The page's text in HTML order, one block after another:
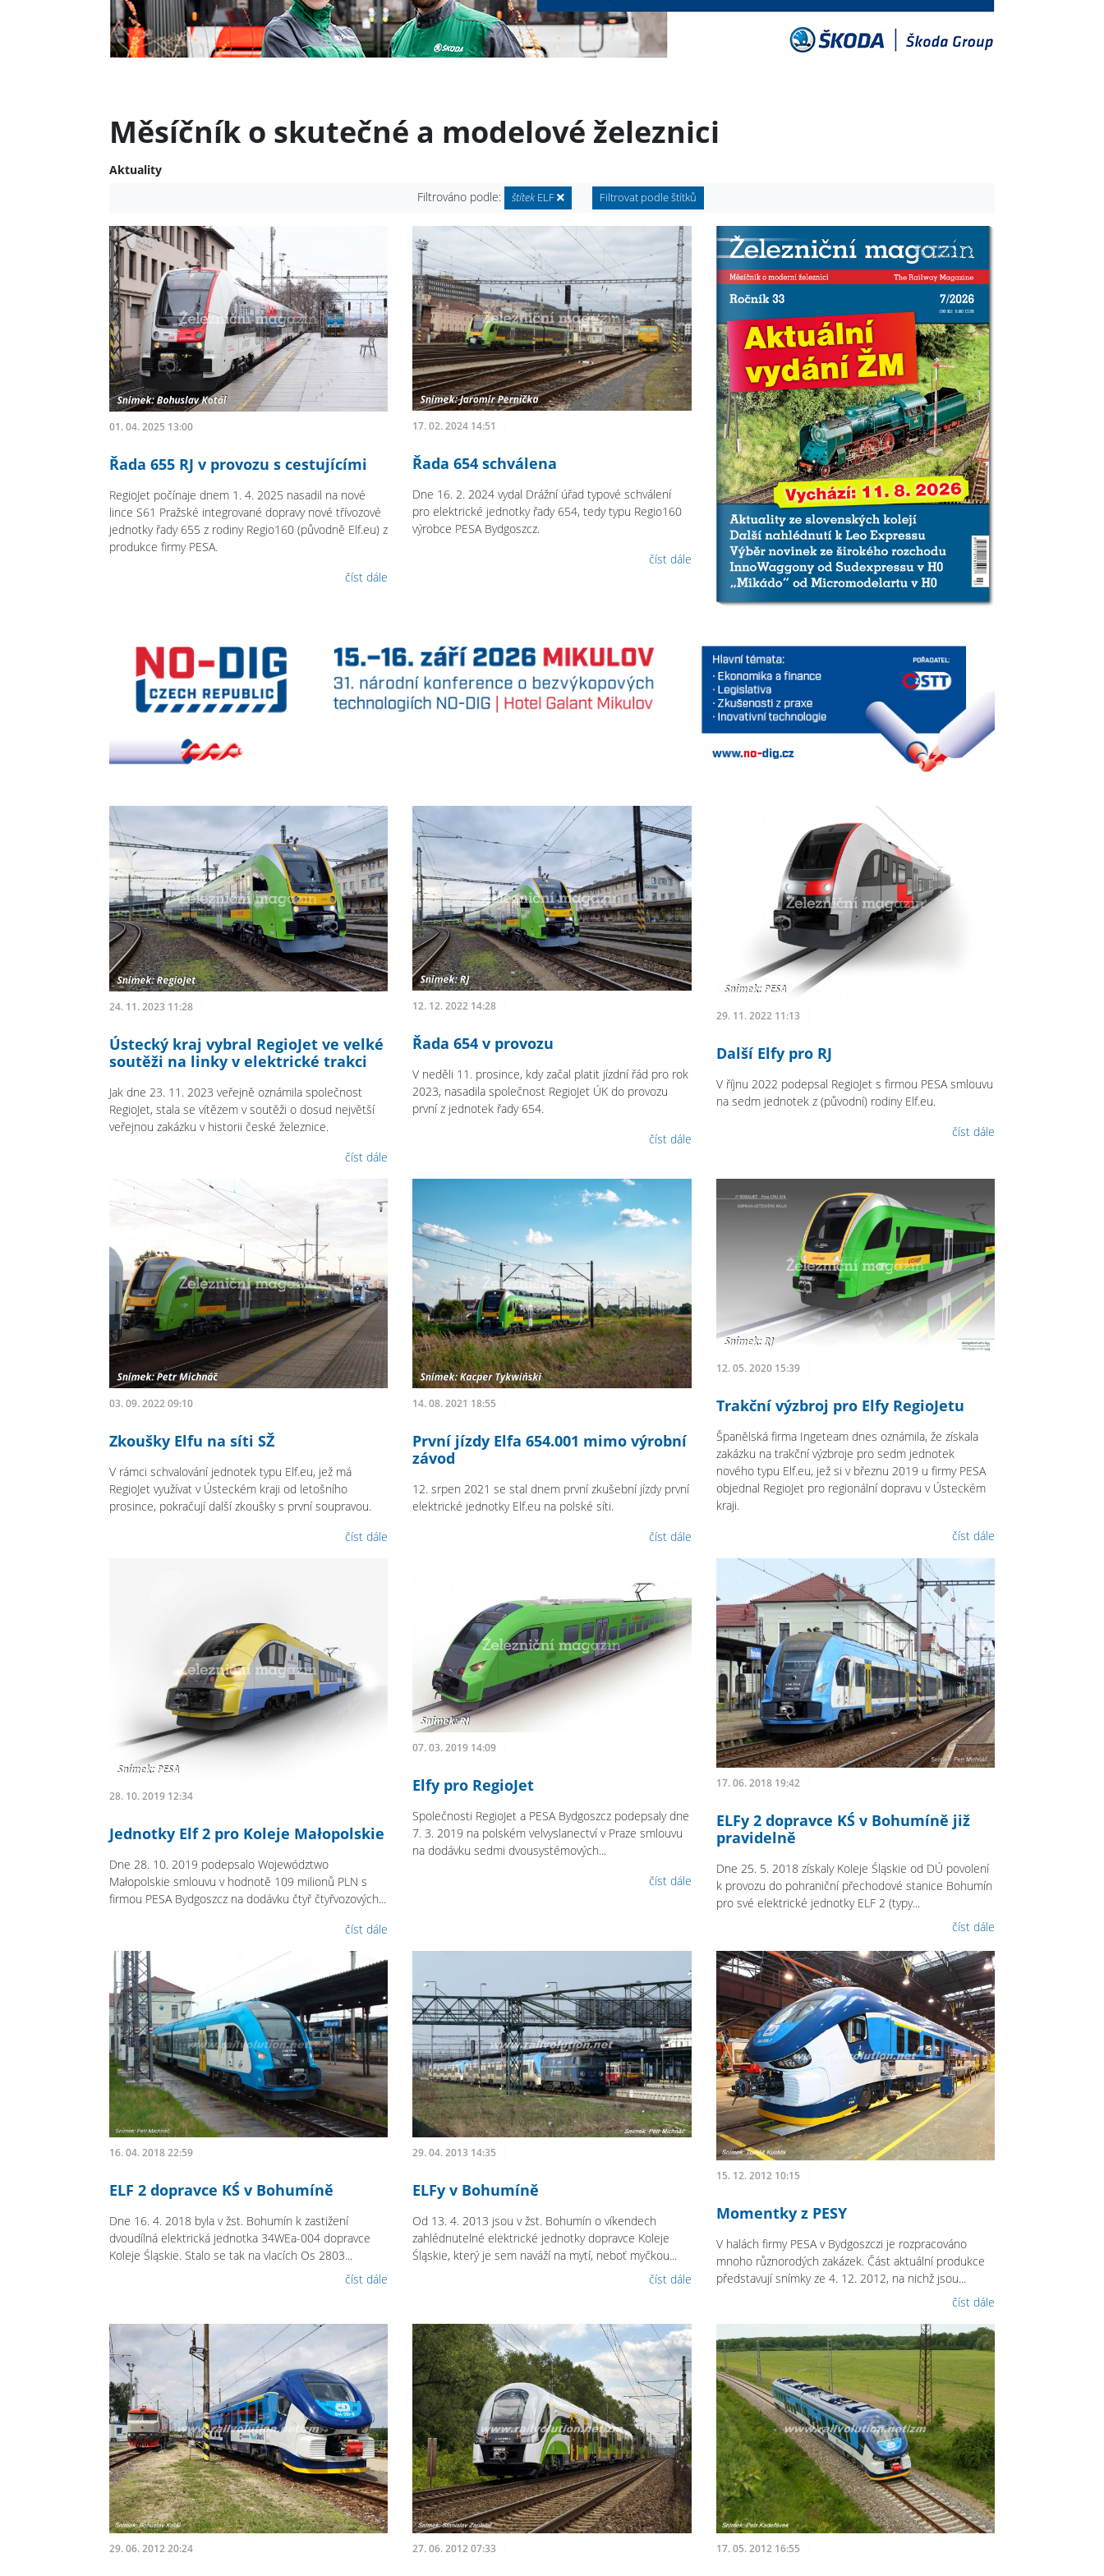
Měsíčník o skutečné a modelové železnici
Aktuality
Filtrováno podle:
štítek ELF Filtrovat podle štítků
01. 04. 2025 13:00
Řada 655 RJ v provozu s cestujícími
RegioJet počínaje dnem 1. 4. 2025 nasadil na nové
lince S61 Pražské integrované dopravy nové třívozové
jednotky řady 655 z rodiny Regio160 (původně Elf.eu) z
produkce firmy PESA.
číst dále
17. 02. 2024 14:51
Řada 654 schválena
Dne 16. 2. 2024 vydal Drážní úřad typové schválení
pro elektrické jednotky řady 654, tedy typu Regio160
výrobce PESA Bydgoszcz.
číst dále
24. 11. 2023 11:28
Ústecký kraj vybral RegioJet ve velké
soutěži na linky v elektrické trakci
Jak dne 23. 11. 2023 veřejně oznámila společnost
RegioJet, stala se vítězem v soutěži o dosud největší
veřejnou zakázku v historii české železnice.
číst dále
12. 12. 2022 14:28
Řada 654 v provozu
V neděli 11. prosince, kdy začal platit jízdní řád pro rok
2023, nasadila společnost RegioJet ÚK do provozu
první z jednotek řady 654.
číst dále
29. 11. 2022 11:13
Další Elfy pro RJ
V říjnu 2022 podepsal RegioJet s firmou PESA smlouvu
na sedm jednotek z (původní) rodiny Elf.eu.
číst dále
03. 09. 2022 09:10
Zkoušky Elfu na síti SŽ
V rámci schvalování jednotek typu Elf.eu, jež má
RegioJet využívat v Ústeckém kraji od letošního
prosince, pokračují další zkoušky s první soupravou.
číst dále
14. 08. 2021 18:55
První jízdy Elfa 654.001 mimo výrobní
závod
12. srpen 2021 se stal dnem první zkušební jízdy první
elektrické jednotky Elf.eu na polské síti.
číst dále
12. 05. 2020 15:39
Trakční výzbroj pro Elfy RegioJetu
Španělská firma Ingeteam dnes oznámila, že získala
zakázku na trakční výzbroje pro sedm jednotek
nového typu Elf.eu, jež si v březnu 2019 u firmy PESA
objednal RegioJet pro regionální dopravu v Ústeckém
kraji.
číst dále
28. 10. 2019 12:34
Jednotky Elf 2 pro Koleje Małopolskie
Dne 28. 10. 2019 podepsalo Województwo
Małopolskie smlouvu v hodnotě 109 milionů PLN s
firmou PESA Bydgoszcz na dodávku čtyř čtyřvozových...
číst dále
07. 03. 2019 14:09
Elfy pro RegioJet
Společnosti RegioJet a PESA Bydgoszcz podepsaly dne
7. 3. 2019 na polském velvyslanectví v Praze smlouvu
na dodávku sedmi dvousystémových...
číst dále
17. 06. 2018 19:42
ELFy 2 dopravce KŚ v Bohumíně již
pravidelně
Dne 25. 5. 2018 získaly Koleje Śląskie od DÚ povolení
k provozu do pohraniční přechodové stanice Bohumín
pro své elektrické jednotky ELF 2 (typy...
číst dále
16. 04. 2018 22:59
ELF 2 dopravce KŚ v Bohumíně
Dne 16. 4. 2018 byla v žst. Bohumín k zastižení
dvoudílná elektrická jednotka 34WEa-004 dopravce
Koleje Śląskie. Stalo se tak na vlacích Os 2803...
číst dále
29. 04. 2013 14:35
ELFy v Bohumíně
Od 13. 4. 2013 jsou v žst. Bohumín o víkendech
zahlédnutelné elektrické jednotky dopravce Koleje
Śląskie, který je sem naváží na mytí, neboť myčkou...
číst dále
15. 12. 2012 10:15
Momentky z PESY
V halách firmy PESA v Bydgoszczi je rozpracováno
mnoho různorodých zakázek. Část aktuální produkce
představují snímky ze 4. 12. 2012, na nichž jsou...
číst dále
29. 06. 2012 20:24 27. 06. 2012 07:33 17. 05. 2012 16:55